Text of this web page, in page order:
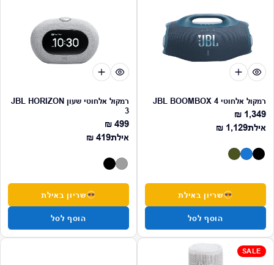
רמקול אלחוטי 4 JBL BOOMBOX
מחיר רגיל
1,349 ₪
אילתמחיר רגיל
1,129 ₪
שריון באילת
הוסף לסל
רמקול אלחוטי שעון JBL HORIZON
3
מחיר רגיל
499 ₪
אילתמחיר רגיל
419 ₪
שריון באילת
הוסף לסל
SALE